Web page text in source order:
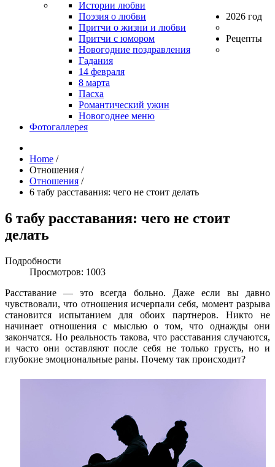
Истории любви
Поэзия о любви
Притчи о жизни и любви
Притчи с юмором
2026 год
Новогодние поздравления
Гадания
14 февраля
8 марта
Рецепты
Пасха
Романтический ужин
Новогоднее меню
Фотогаллерея
Home /
Отношения /
Отношения /
6 табу расставания: чего не стоит делать
6 табу расставания: чего не стоит
делать
Подробности
Просмотров: 1003
Расставание — это всегда больно. Даже если вы давно
чувствовали, что отношения исчерпали себя, момент разрыва
становится испытанием для обоих партнеров. Никто не
начинает отношения с мыслью о том, что однажды они
закончатся. Но реальность такова, что расставания случаются,
и часто они оставляют после себя не только грусть, но и
глубокие эмоциональные раны. Почему так происходит?